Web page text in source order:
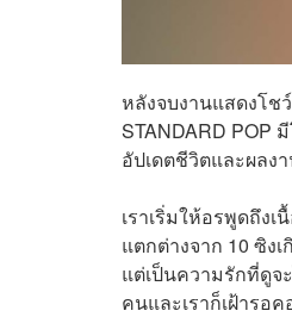
หลังจบงานแสดงโช
STANDARD POP
อัปเดตชีวิตและผลง
เราเริ่มให้อรพูดถึง
แตกต่างจาก 10 ซิง
แต่เป็นความรักที่ดูจ
คนและเราก็เฝ้ารอ